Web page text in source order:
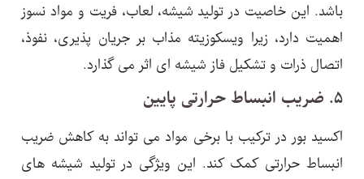
باشد. این خاصیت در تولید شیشه، لعاب، فریت و مواد نسوز
اهمیت دارد، زیرا ویسکوزیته مذاب بر جریان پذیری، نفوذ،
اتصال ذرات و تشکیل فاز شیشه ای اثر می گذارد.
اکسید بور در ترکیب با برخی مواد می تواند به کاهش ضریب
انبساط حرارتی کمک کند. این ویژگی در تولید شیشه های